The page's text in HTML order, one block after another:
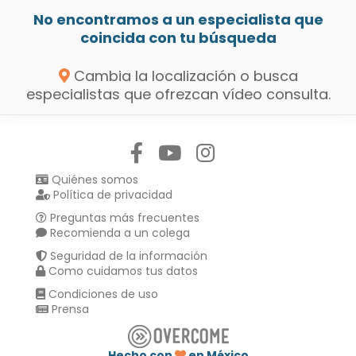
No encontramos a un especialista que
coincida con tu búsqueda
Cambia la localización o busca
especialistas que ofrezcan vídeo consulta.
Quiénes somos
Política de privacidad
Preguntas más frecuentes
Recomienda a un colega
Seguridad de la información
Como cuidamos tus datos
Condiciones de uso
Prensa